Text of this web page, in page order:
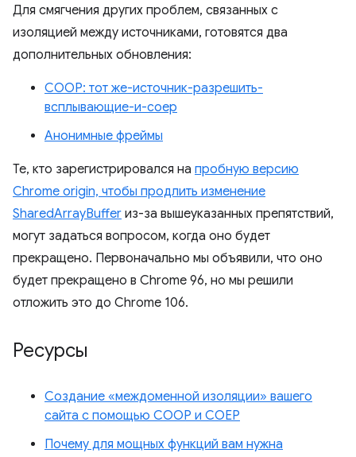
Для смягчения других проблем, связанных с
изоляцией между источниками, готовятся два
дополнительных обновления:
COOP: тот же-источник-разрешить-
всплывающие-и-coep
Анонимные фреймы
Те, кто зарегистрировался на пробную версию
Chrome origin, чтобы продлить изменение
SharedArrayBuffer из-за вышеуказанных препятствий,
могут задаться вопросом, когда оно будет
прекращено. Первоначально мы объявили, что оно
будет прекращено в Chrome 96, но мы решили
отложить это до Chrome 106.
Ресурсы
Создание «междоменной изоляции» вашего
сайта с помощью COOP и COEP
Почему для мощных функций вам нужна